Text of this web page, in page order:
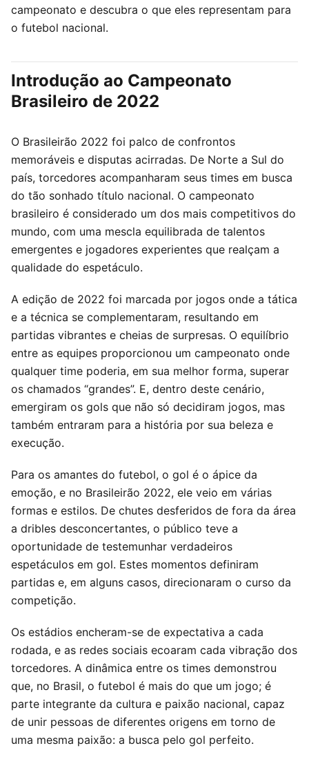
campeonato e descubra o que eles representam para
o futebol nacional.
Introdução ao Campeonato
Brasileiro de 2022
O Brasileirão 2022 foi palco de confrontos
memoráveis e disputas acirradas. De Norte a Sul do
país, torcedores acompanharam seus times em busca
do tão sonhado título nacional. O campeonato
brasileiro é considerado um dos mais competitivos do
mundo, com uma mescla equilibrada de talentos
emergentes e jogadores experientes que realçam a
qualidade do espetáculo.
A edição de 2022 foi marcada por jogos onde a tática
e a técnica se complementaram, resultando em
partidas vibrantes e cheias de surpresas. O equilíbrio
entre as equipes proporcionou um campeonato onde
qualquer time poderia, em sua melhor forma, superar
os chamados “grandes”. E, dentro deste cenário,
emergiram os gols que não só decidiram jogos, mas
também entraram para a história por sua beleza e
execução.
Para os amantes do futebol, o gol é o ápice da
emoção, e no Brasileirão 2022, ele veio em várias
formas e estilos. De chutes desferidos de fora da área
a dribles desconcertantes, o público teve a
oportunidade de testemunhar verdadeiros
espetáculos em gol. Estes momentos definiram
partidas e, em alguns casos, direcionaram o curso da
competição.
Os estádios encheram-se de expectativa a cada
rodada, e as redes sociais ecoaram cada vibração dos
torcedores. A dinâmica entre os times demonstrou
que, no Brasil, o futebol é mais do que um jogo; é
parte integrante da cultura e paixão nacional, capaz
de unir pessoas de diferentes origens em torno de
uma mesma paixão: a busca pelo gol perfeito.